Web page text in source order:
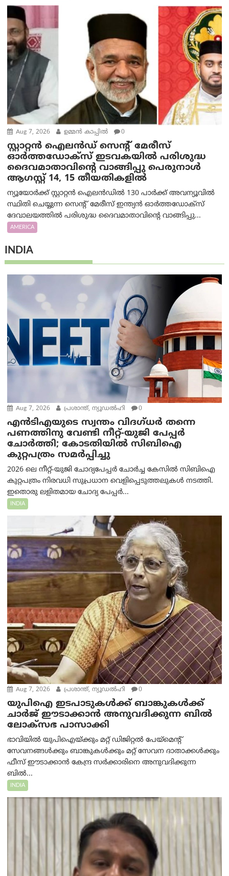
Aug 7, 2026 ഉമ്മന്‍ കാപ്പില്‍ 0
സ്റ്റാറ്റൻ ഐലൻഡ് സെന്റ് മേരീസ്
ഓർത്തഡോക്സ് ഇടവകയിൽ പരിശുദ്ധ
ദൈവമാതാവിന്റെ വാങ്ങിപ്പു പെരുനാൾ
ആഗസ്റ്റ് 14, 15 തീയതികളിൽ
ന്യൂയോർക്ക് സ്റ്റാറ്റൻ ഐലൻഡിൽ 130 പാർക്ക് അവന്യൂവിൽ
സ്ഥിതി ചെയ്യുന്ന സെന്റ് മേരീസ് ഇന്ത്യൻ ഓർത്തഡോക്സ്
ദേവാലയത്തിൽ പരിശുദ്ധ ദൈവമാതാവിന്റെ വാങ്ങിപ്പു...
AMERICA
INDIA
Aug 7, 2026 പ്രശാന്ത്, ന്യൂഡല്‍ഹി 0
എൻ‌ടി‌എയുടെ സ്വന്തം വിദഗ്ധർ തന്നെ
പണത്തിനു വേണ്ടി നീറ്റ്-യു‌ജി പേപ്പർ
ചോർത്തി; കോടതിയില്‍ സിബിഐ
കുറ്റപത്രം സമര്‍പ്പിച്ചു
2026 ലെ നീറ്റ്-യുജി ചോദ്യപേപ്പർ ചോർച്ച കേസിൽ സിബിഐ
കുറ്റപത്രം നിരവധി സുപ്രധാന വെളിപ്പെടുത്തലുകൾ നടത്തി.
ഇതൊരു ലളിതമായ ചോദ്യ പേപ്പർ...
INDIA
Aug 7, 2026 പ്രശാന്ത്, ന്യൂഡല്‍ഹി 0
യുപിഐ ഇടപാടുകൾക്ക് ബാങ്കുകൾക്ക്
ചാർജ് ഈടാക്കാൻ അനുവദിക്കുന്ന ബിൽ
ലോക്‌സഭ പാസാക്കി
ഭാവിയിൽ യുപിഐയ്ക്കും മറ്റ് ഡിജിറ്റൽ പേയ്‌മെന്റ്
സേവനങ്ങൾക്കും ബാങ്കുകൾക്കും മറ്റ് സേവന ദാതാക്കൾക്കും
ഫീസ് ഈടാക്കാൻ കേന്ദ്ര സർക്കാരിനെ അനുവദിക്കുന്ന
ബിൽ...
INDIA